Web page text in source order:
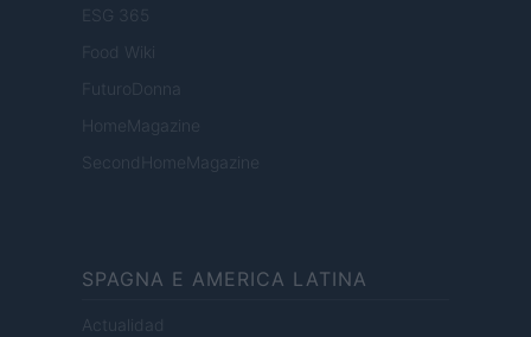
ESG 365
Food Wiki
FuturoDonna
HomeMagazine
SecondHomeMagazine
SPAGNA E AMERICA LATINA
Actualidad